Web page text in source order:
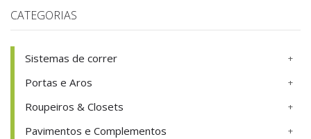
CATEGORIAS
Sistemas de correr
Portas e Aros
Roupeiros & Closets
Pavimentos e Complementos